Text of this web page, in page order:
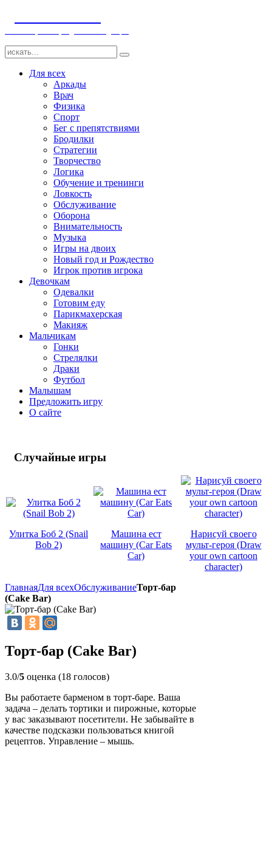
Для всех
Аркады
Врач
Физика
Спорт
Бег с препятствиями
Бродилки
Стратегии
Творчество
Логика
Обучение и тренинги
Ловкость
Обслуживание
Оборона
Внимательность
Музыка
Игры на двоих
Новый год и Рождество
Игрок против игрока
Девочкам
Одевалки
Готовим еду
Парикмахерская
Макияж
Мальчикам
Гонки
Стрелялки
Драки
Футбол
Малышам
Предложить игру
О сайте
Случайные игры
Улитка Боб 2 (Snail
Bob 2)
Машина ест
машину (Car Eats
Car)
Нарисуй своего
мульт-героя (Draw
your own cartoon
character)
ГлавнаяДля всехОбслуживаниеТорт-бар
(Cake Bar)
Торт-бар (Cake Bar)
3.0/5 оценка (18 голосов)
Вы работаете барменом в торт-баре. Ваша
задача – делать тортики и пирожные, которые
у вас заказывают посетители. Не забывайте в
качестве подсказки пользоваться книгой
рецептов. Управление – мышь.